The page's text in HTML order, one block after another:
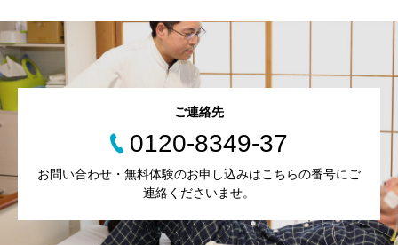
ご連絡先
0120-8349-37
お問い合わせ・無料体験のお申し込みはこちらの番号にご
連絡くださいませ。